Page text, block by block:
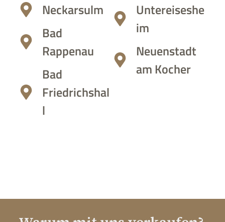
Neckarsulm
Bad
Rappenau
Bad
Friedrichshal
l
Untereiseshe
im
Neuenstadt
am Kocher